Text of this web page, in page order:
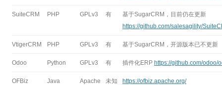
SuiteCRM PHP GPLv3 有
基于SugarCRM，目前仍在更新
https://github.com/salesagility/
VtigerCRM PHP GPLv3 有 基于SugarCRM，开源版本已不更新
Odoo Python GPLv3 有 插件化ERP https://github.com/odoo/
OFBiz Java Apache 未知 https://ofbiz.apache.org/